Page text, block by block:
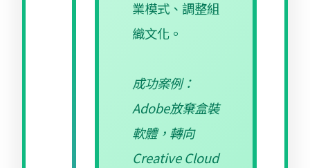
業模式、調整組
織文化。
成功案例：
Adobe放棄盒裝
軟體，轉向
Creative Cloud